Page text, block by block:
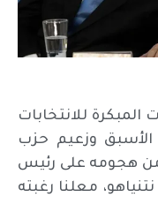
للانتخابات
الأسبق وزعيم حزب
هجومه على رئيس
نتنياهو، معلنا رغبته